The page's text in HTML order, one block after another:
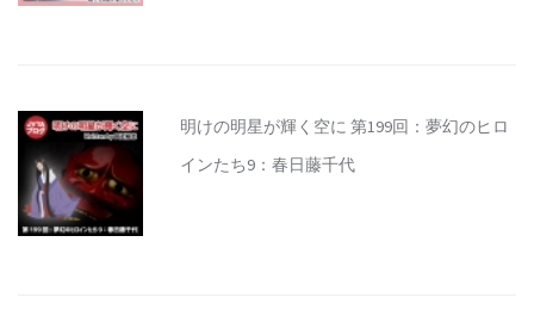
明けの明星が輝く空に 第199回：夢幻のヒロ
インたち9：春日藤千代